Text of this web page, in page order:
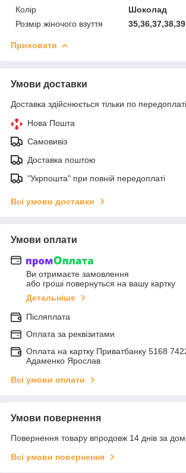
Колір
Шоколад
Розмір жіночого взуття
Приховати
Умови доставки
Доставка здійснюється тільки по передоплаті.
Нова Пошта
Самовивіз
Доставка поштою
"Укрпошта" при повній передоплаті
Всі умови доставки
Умови оплати
Ви отримаєте замовлення
або гроші повернуться на вашу картку
Детальніше
Післяплата
Оплата за реквізитами
Оплата на картку Приватбанку 5168
Адаменко Ярослав
Всі умови оплати
Умови повернення
Повернення товару впродовж 14 днів за
Всі умови повернення